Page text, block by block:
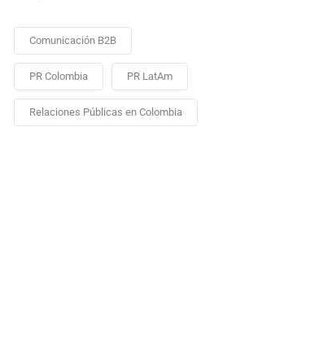
Comunicación B2B
PR Colombia PR LatAm
Relaciones Públicas en Colombia